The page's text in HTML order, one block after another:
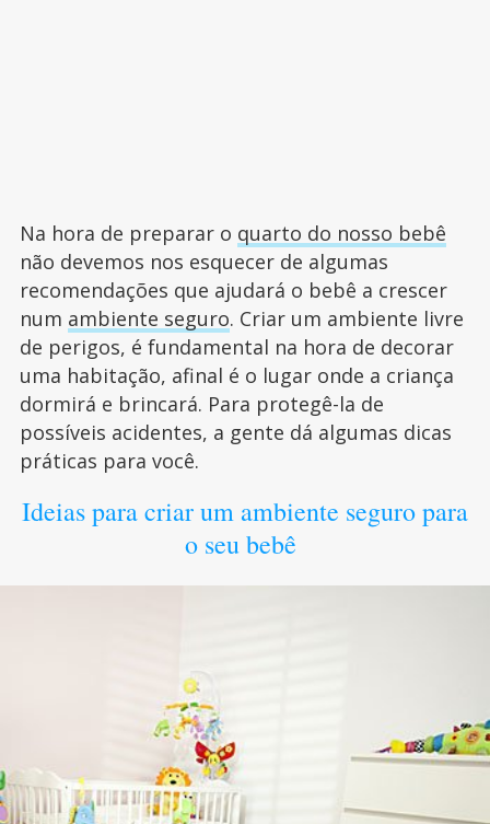
Na hora de preparar o quarto do nosso bebê
não devemos nos esquecer de algumas
recomendações que ajudará o bebê a crescer
num ambiente seguro. Criar um ambiente livre
de perigos, é fundamental na hora de decorar
uma habitação, afinal é o lugar onde a criança
dormirá e brincará. Para protegê-la de
possíveis acidentes, a gente dá algumas dicas
práticas para você.
Ideias para criar um ambiente seguro para
o seu bebê